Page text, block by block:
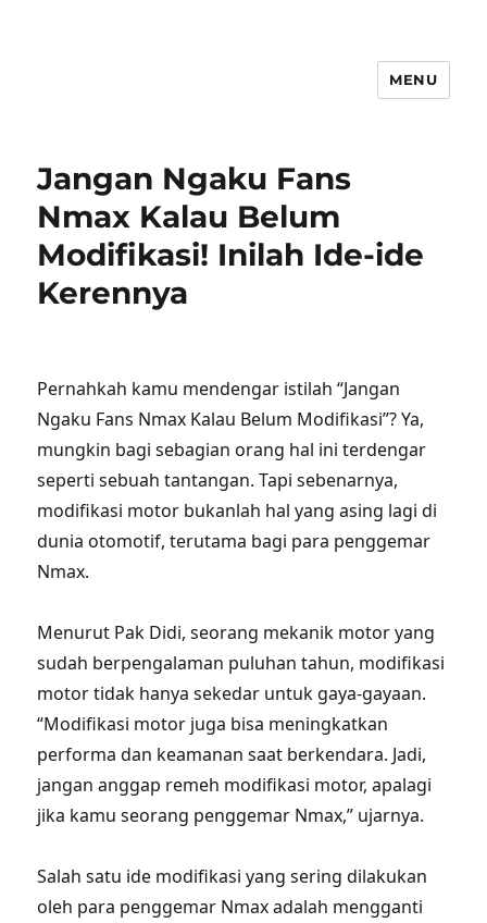
MENU
Jangan Ngaku Fans
Nmax Kalau Belum
Modifikasi! Inilah Ide-ide
Kerennya
Pernahkah kamu mendengar istilah “Jangan
Ngaku Fans Nmax Kalau Belum Modifikasi”? Ya,
mungkin bagi sebagian orang hal ini terdengar
seperti sebuah tantangan. Tapi sebenarnya,
modifikasi motor bukanlah hal yang asing lagi di
dunia otomotif, terutama bagi para penggemar
Nmax.
Menurut Pak Didi, seorang mekanik motor yang
sudah berpengalaman puluhan tahun, modifikasi
motor tidak hanya sekedar untuk gaya-gayaan.
“Modifikasi motor juga bisa meningkatkan
performa dan keamanan saat berkendara. Jadi,
jangan anggap remeh modifikasi motor, apalagi
jika kamu seorang penggemar Nmax,” ujarnya.
Salah satu ide modifikasi yang sering dilakukan
oleh para penggemar Nmax adalah mengganti